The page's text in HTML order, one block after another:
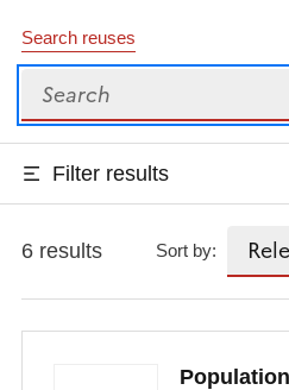
Search reuses
Search
Filter results
6 results Sort by: